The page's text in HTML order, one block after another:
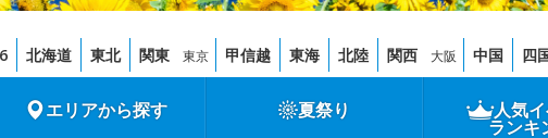
北海道 東北 関東 東京 甲信越 東海 北陸 関西 大阪 中国 四
エリアから探す 夏祭り 人気
ランキ